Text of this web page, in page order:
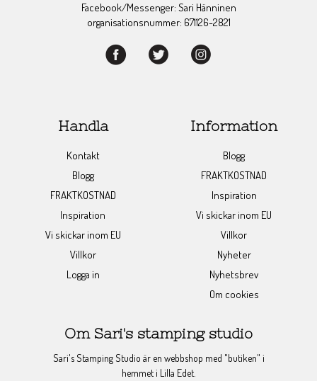
Facebook/Messenger: Sari Hänninen
organisationsnummer: 671126-2821
Handla
Kontakt
Blogg
FRAKTKOSTNAD
Inspiration
Vi skickar inom EU
Villkor
Logga in
Information
Blogg
FRAKTKOSTNAD
Inspiration
Vi skickar inom EU
Villkor
Nyheter
Nyhetsbrev
Om cookies
Om Sari's stamping studio
Sari's Stamping Studio är en webbshop med "butiken" i
hemmet i Lilla Edet.